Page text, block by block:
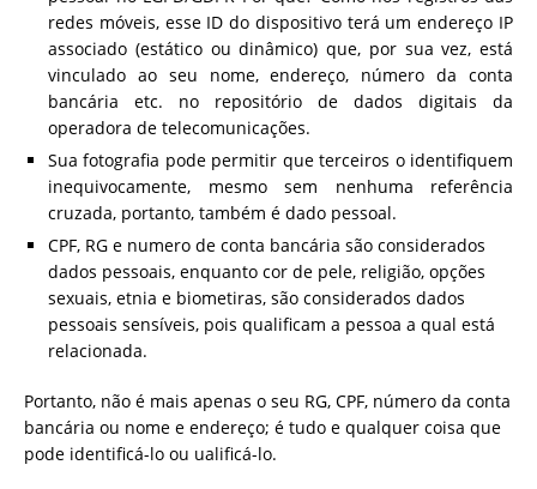
redes móveis, esse ID do dispositivo terá um endereço IP
associado (estático ou dinâmico) que, por sua vez, está
vinculado ao seu nome, endereço, número da conta
bancária etc. no repositório de dados digitais da
operadora de telecomunicações.
Sua fotografia pode permitir que terceiros o identifiquem
inequivocamente, mesmo sem nenhuma referência
cruzada, portanto, também é dado pessoal.
CPF, RG e numero de conta bancária são considerados
dados pessoais, enquanto cor de pele, religião, opções
sexuais, etnia e biometiras, são considerados dados
pessoais sensíveis, pois qualificam a pessoa a qual está
relacionada.
Portanto, não é mais apenas o seu RG, CPF, número da conta
bancária ou nome e endereço; é tudo e qualquer coisa que
pode identificá-lo ou ualificá-lo.